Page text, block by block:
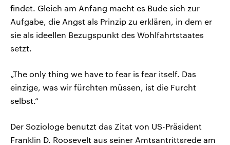
findet. Gleich am Anfang macht es Bude sich zur
Aufgabe, die Angst als Prinzip zu erklären, in dem er
sie als ideellen Bezugspunkt des Wohlfahrtstaates
setzt.
„The only thing we have to fear is fear itself. Das
einzige, was wir fürchten müssen, ist die Furcht
selbst.“
Der Soziologe benutzt das Zitat von US-Präsident
Franklin D. Roosevelt aus seiner Amtsantrittsrede am